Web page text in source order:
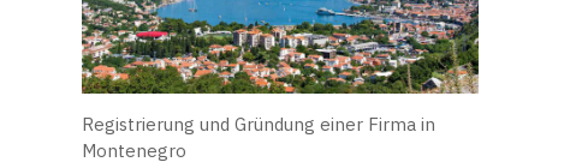
Registrierung und Gründung einer Firma in
Montenegro